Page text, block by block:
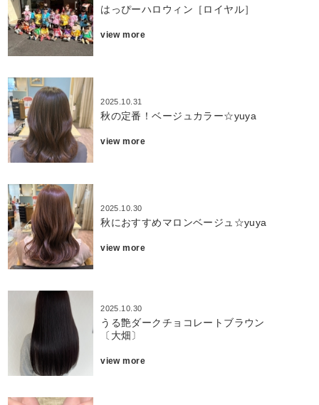
はっぴーハロウィン［ロイヤル］
view more
2025.10.31
秋の定番！ベージュカラー☆yuya
view more
2025.10.30
秋におすすめマロンベージュ☆yuya
view more
2025.10.30
うる艶ダークチョコレートブラウン
〔大畑〕
view more